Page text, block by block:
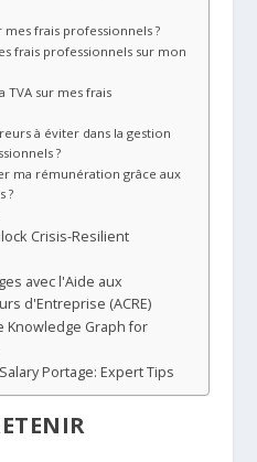
frais professionnels ?
frais professionnels sur mon
TVA sur mes frais
à éviter dans la gestion
?
ma rémunération grâce aux
?
Crisis-Resilient
avec l'Aide aux
d'Entreprise (ACRE)
Knowledge Graph for
Portage: Expert Tips